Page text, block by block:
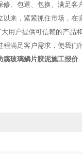
、包退、包换、满足客
，紧紧抓住市场，在
用户提供可信赖的产
满足客户需求，使我
腐玻璃鳞片胶泥施工报价